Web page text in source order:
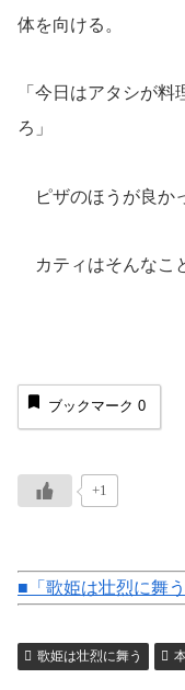
体を向ける。
「今日はアタシが
ろ」
ピザのほうが良か
カティはそんなこ
ブックマーク 0
+1
■「歌姫は壮烈に舞
歌姫は壮烈に舞う